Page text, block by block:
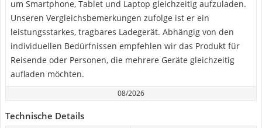
um Smartphone, Tablet und Laptop gleichzeitig aufzuladen.
Unseren Vergleichsbemerkungen zufolge ist er ein
leistungsstarkes, tragbares Ladegerät. Abhängig von den
individuellen Bedürfnissen empfehlen wir das Produkt für
Reisende oder Personen, die mehrere Geräte gleichzeitig
aufladen möchten.
08/2026
Technische Details